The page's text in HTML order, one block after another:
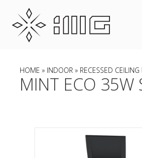
HOME » INDOOR » RECESSED CEILING
MINT ECO 35W